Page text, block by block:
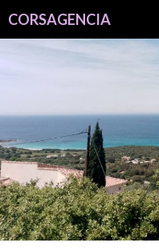
CORSAGENCIA